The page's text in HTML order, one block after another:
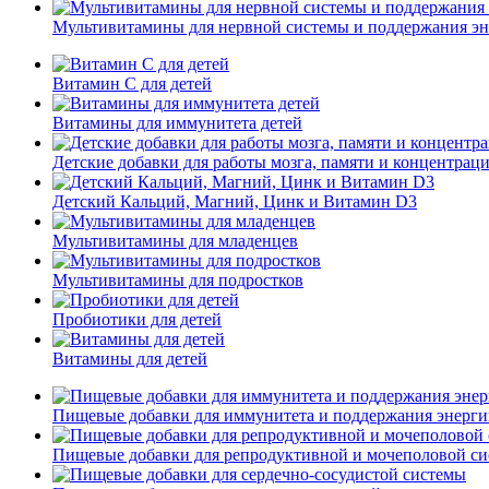
Мультивитамины для нервной системы и поддержания
Витамин С для детей
Витамины для иммунитета детей
Детские добавки для работы мозга, памяти и
Детский Кальций, Магний, Цинк и Витамин D3
Мультивитамины для младенцев
Мультивитамины для подростков
Пробиотики для детей
Витамины для детей
Пищевые добавки для иммунитета и поддержания
Пищевые добавки для репродуктивной и мочеполовой